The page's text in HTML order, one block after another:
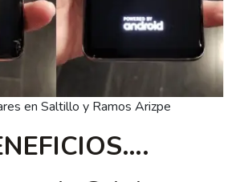
en Saltillo y Ramos Arizpe